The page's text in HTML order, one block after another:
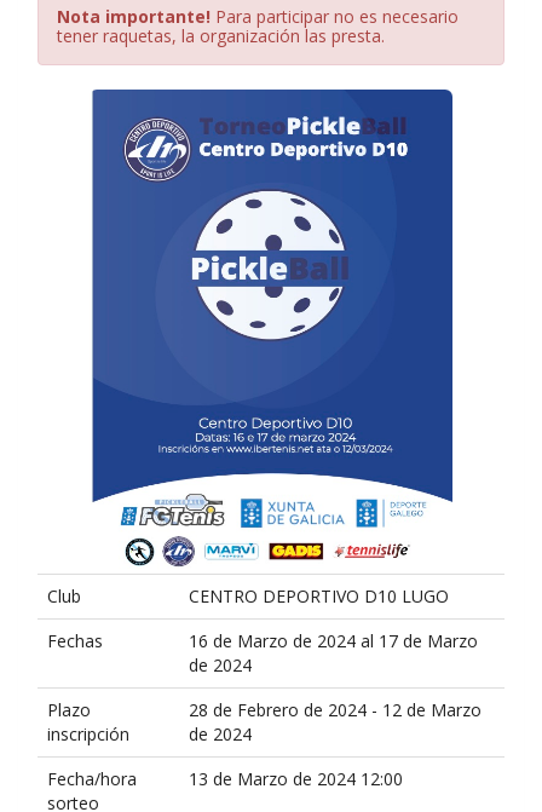
Nota importante! Para participar no es necesario
tener raquetas, la organización las presta.
Club
CENTRO DEPORTIVO D10 LUGO
Fechas
16 de Marzo de 2024 al 17 de Marzo
de 2024
Plazo
inscripción
28 de Febrero de 2024 - 12 de Marzo
de 2024
Fecha/hora
sorteo
13 de Marzo de 2024 12:00